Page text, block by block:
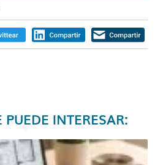
INTERESAR: